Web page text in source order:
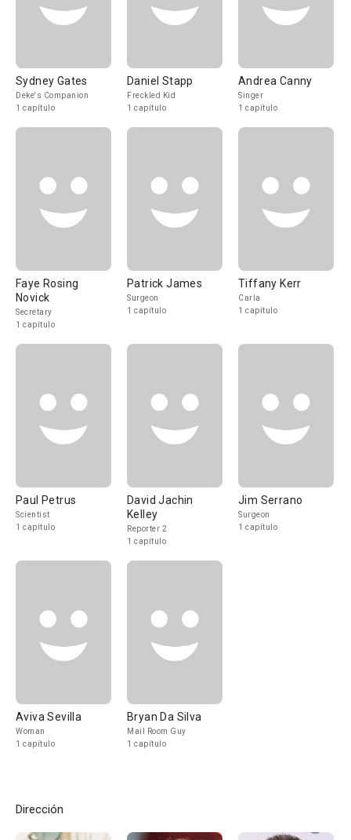
Sydney Gates
Deke's Companion
1 capítulo
Daniel Stapp
Freckled Kid
1 capítulo
Andrea Canny
Singer
1 capítulo
Faye Rosing
Novick
Secretary
1 capítulo
Patrick James
Surgeon
1 capítulo
Tiffany Kerr
Carla
1 capítulo
Paul Petrus
Scientist
1 capítulo
David Jachin
Kelley
Reporter 2
1 capítulo
Jim Serrano
Surgeon
1 capítulo
Aviva Sevilla
Woman
1 capítulo
Bryan Da Silva
Mail Room Guy
1 capítulo
Dirección